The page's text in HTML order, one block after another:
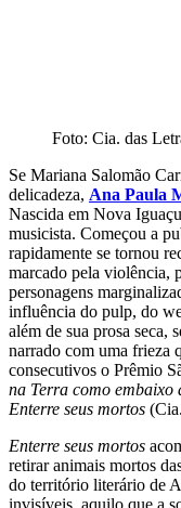
Foto: Cia. das
Se Mariana Salomão
delicadeza, Ana Paula
Nascida em Nova
musicista. Começou a
rapidamente se tornou
marcado pela violência,
personagens
influência do pulp, do
além de sua prosa seca,
narrado com uma frieza
consecutivos o Prêmio
na Terra como embaixo
Enterre seus mortos
Enterre seus mortos
retirar animais mortos
do território literário de
invisíveis, aquilo que a